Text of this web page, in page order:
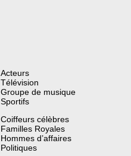
Acteurs
Télévision
Groupe de musique
Sportifs
Coiffeurs célèbres
Familles Royales
Hommes d’affaires
Politiques